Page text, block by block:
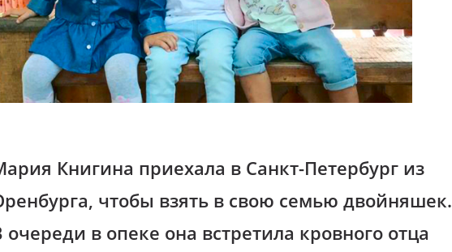
Книгина приехала в Санкт-Петербург из
чтобы взять в свою семью двойняшек.
очереди в опеке она встретила кровного отца